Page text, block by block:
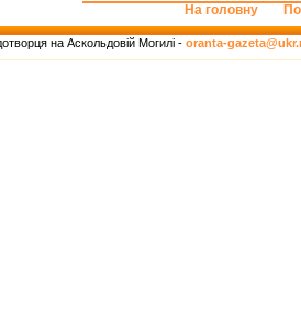
На головну
на Аскольдовій Могилі - oranta-